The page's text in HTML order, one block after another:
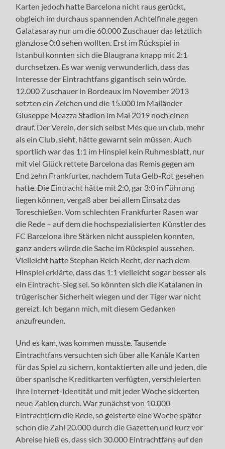
Karten jedoch hatte Barcelona nicht raus gerückt,
obgleich im durchaus spannenden Achtelfinale gegen
Galatasaray nur um die 60.000 Zuschauer das letztlich
glanzlose 0:0 sehen wollten. Erst im Rückspiel in
Istanbul konnten sich die Blaugrana knapp mit 2:1
durchsetzen. Es war wenig verwunderlich, dass das
Interesse der Eintrachtfans gigantisch sein würde.
12.000 Zuschauer in Bordeaux im November 2013
setzten ein Zeichen und die 15.000 im Mailänder
Giuseppe Meazza Stadion im Mai 2019 noch einen
drauf. Der Verein, der sich selbst Més que un club, mehr
als ein Club, sieht, hätte gewarnt sein müssen. Auch
sportlich war das 1:1 im Hinspiel kein Ruhmesblatt, nur
mit viel Glück rettete Barcelona das Remis gegen am
End zehn Frankfurter, nachdem Tuta Gelb-Rot gesehen
hatte. Die Eintracht hätte mit 2:0, gar 3:0 in Führung
liegen können, vergaß aber bei allem Einsatz das
Toreschießen. Vom schlechten Frankfurter Rasen war
die Rede – auf dem die hochspezialisierten Künstler des
FC Barcelona ihre Stärken nicht ausspielen konnten,
ganz anders würde die Sache im Rückspiel aussehen.
Vielleicht hatte Stephan Reich Recht, der nach dem
Hinspiel erklärte, dass das 1:1 vielleicht sogar besser als
ein Eintracht-Sieg sei. So könnten sich die Katalanen in
trügerischer Sicherheit wiegen und der Tiger war nicht
gereizt. Ich begann mich, mit diesem Gedanken
anzufreunden.
Und es kam, was kommen musste. Tausende
Eintrachtfans versuchten sich über alle Kanäle Karten
für das Spiel zu sichern, kontaktierten alle und jeden, die
über spanische Kreditkarten verfügten, verschleierten
ihre Internet-Identität und mit jeder Woche sickerten
neue Zahlen durch. War zunächst von 10.000
Eintrachtlern die Rede, so geisterte eine Woche später
schon die Zahl 20.000 durch die Gazetten und kurz vor
Abreise hieß es, dass sich 30.000 Eintrachtfans auf den